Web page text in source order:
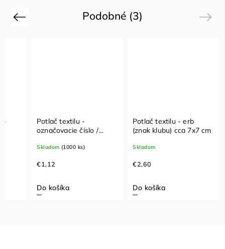
Podobné (3)
Previous
Potlač textilu -
označovacie číslo /
Skladom (1000 ks)
€1,12
Do košíka
Potlač textilu - erb
(znak klubu) cca 7x7 cm
Skladom
€2,60
Do košíka
Next